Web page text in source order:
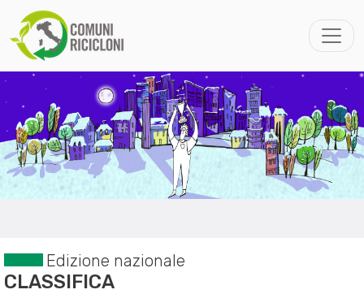
Edizione nazionale
CLASSIFICA